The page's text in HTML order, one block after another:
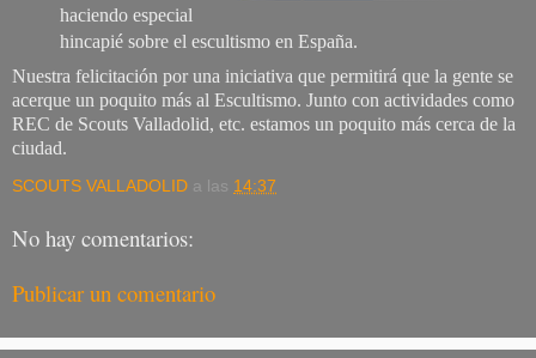
haciendo especial
hincapié sobre el escultismo en España.
Nuestra felicitación por una iniciativa que permitirá que la gente se
acerque un poquito más al Escultismo. Junto con actividades como
REC de Scouts Valladolid, etc. estamos un poquito más cerca de la
ciudad.
SCOUTS VALLADOLID a las 14:37
No hay comentarios:
Publicar un comentario